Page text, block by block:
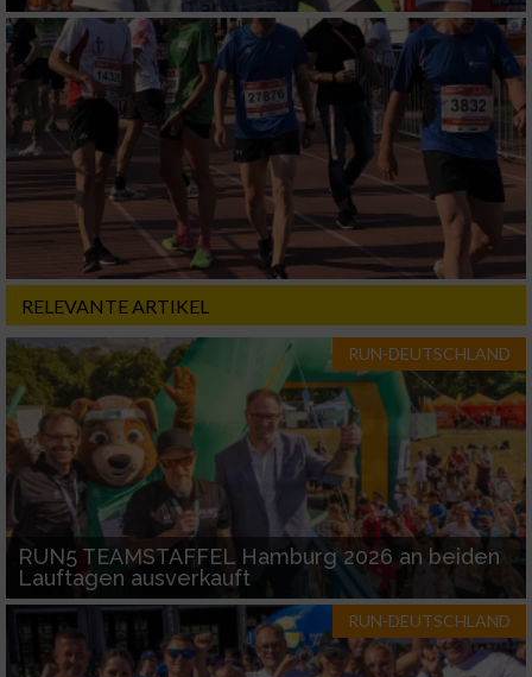
RELEVANTE ARTIKEL
RUN-DEUTSCHLAND
RUN5 TEAMSTAFFEL Hamburg 2026 an beiden
Lauftagen ausverkauft
RUN-DEUTSCHLAND
Verwendung von Profilen zur Auswahl
personalisierter Inhalte
Messung der Werbeleistung
Messung der Performance von Inhalten
Analyse von Zielgruppen durch Statistiken
oder Kombinationen von Daten aus
verschiedenen Quellen
Entwicklung und Verbesserung der Angebote
Verwendung reduzierter Daten zur Auswahl
von Inhalten
IAB-Besonderheiten:
Verwendung genauer Standortdaten
Geräte anhand von aktiv angeforderten
Informationen identifizieren
Nicht-IAB-Verarbeitungszwecke:
Notwendig